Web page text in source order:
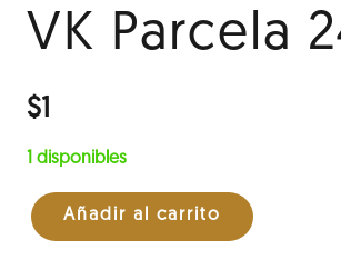
VK Parcela
$1
1 disponibles
Pago
Añadir al carrito